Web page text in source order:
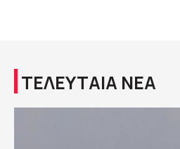
ΤΕΛΕΥΤΑΙΑ ΝΕΑ